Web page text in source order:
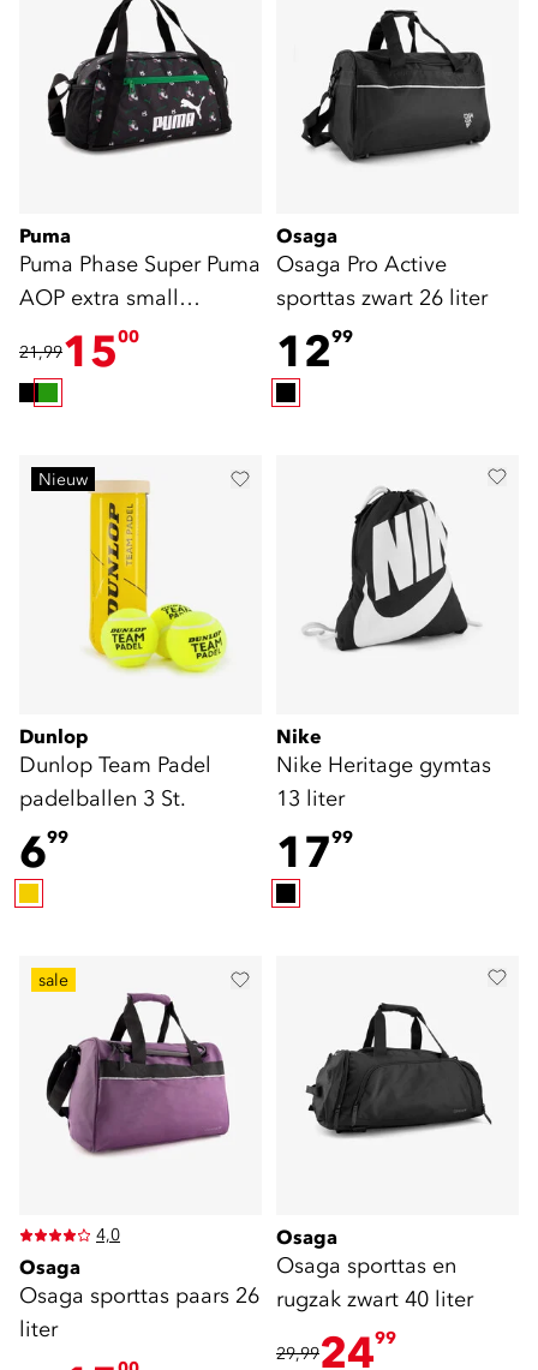
Puma
Puma Phase Super Puma
AOP extra small
sporttas 17 liter
21,991500
Osaga
Osaga Pro Active
sporttas zwart 26 liter
1299
Nieuw
Dunlop
Dunlop Team Padel
padelballen 3 St.
699
Nike
Nike Heritage gymtas
13 liter
1799
sale
4,0
Osaga
Osaga sporttas paars 26
liter
Osaga
Osaga sporttas en
rugzak zwart 40 liter
29,992499